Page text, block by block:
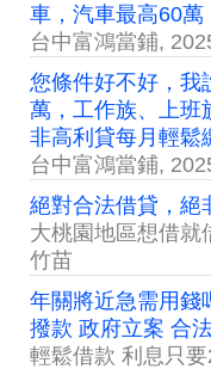
車，汽車最高60
台中富鴻當鋪,
您條件好不好，我
萬，工作族、上班
非高利貸每月輕鬆
台中富鴻當鋪,
絕對合法借貸，絕
大桃園地區想借就
竹苗
年關將近急需用錢
撥款 政府立案 合
輕鬆借款 利息只